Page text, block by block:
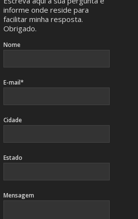
informe onde reside para
facilitar minha resposta.
Obrigado.
Nome
E-mail*
Cidade
Estado
Mensagem